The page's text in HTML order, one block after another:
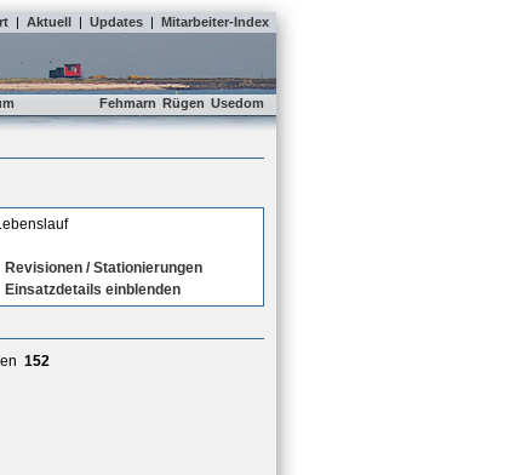
| Aktuell | Updates | Mitarbeiter-Index
Fehmarn Rügen Usedom
Revisionen / Stationierungen
Einsatzdetails einblenden
152